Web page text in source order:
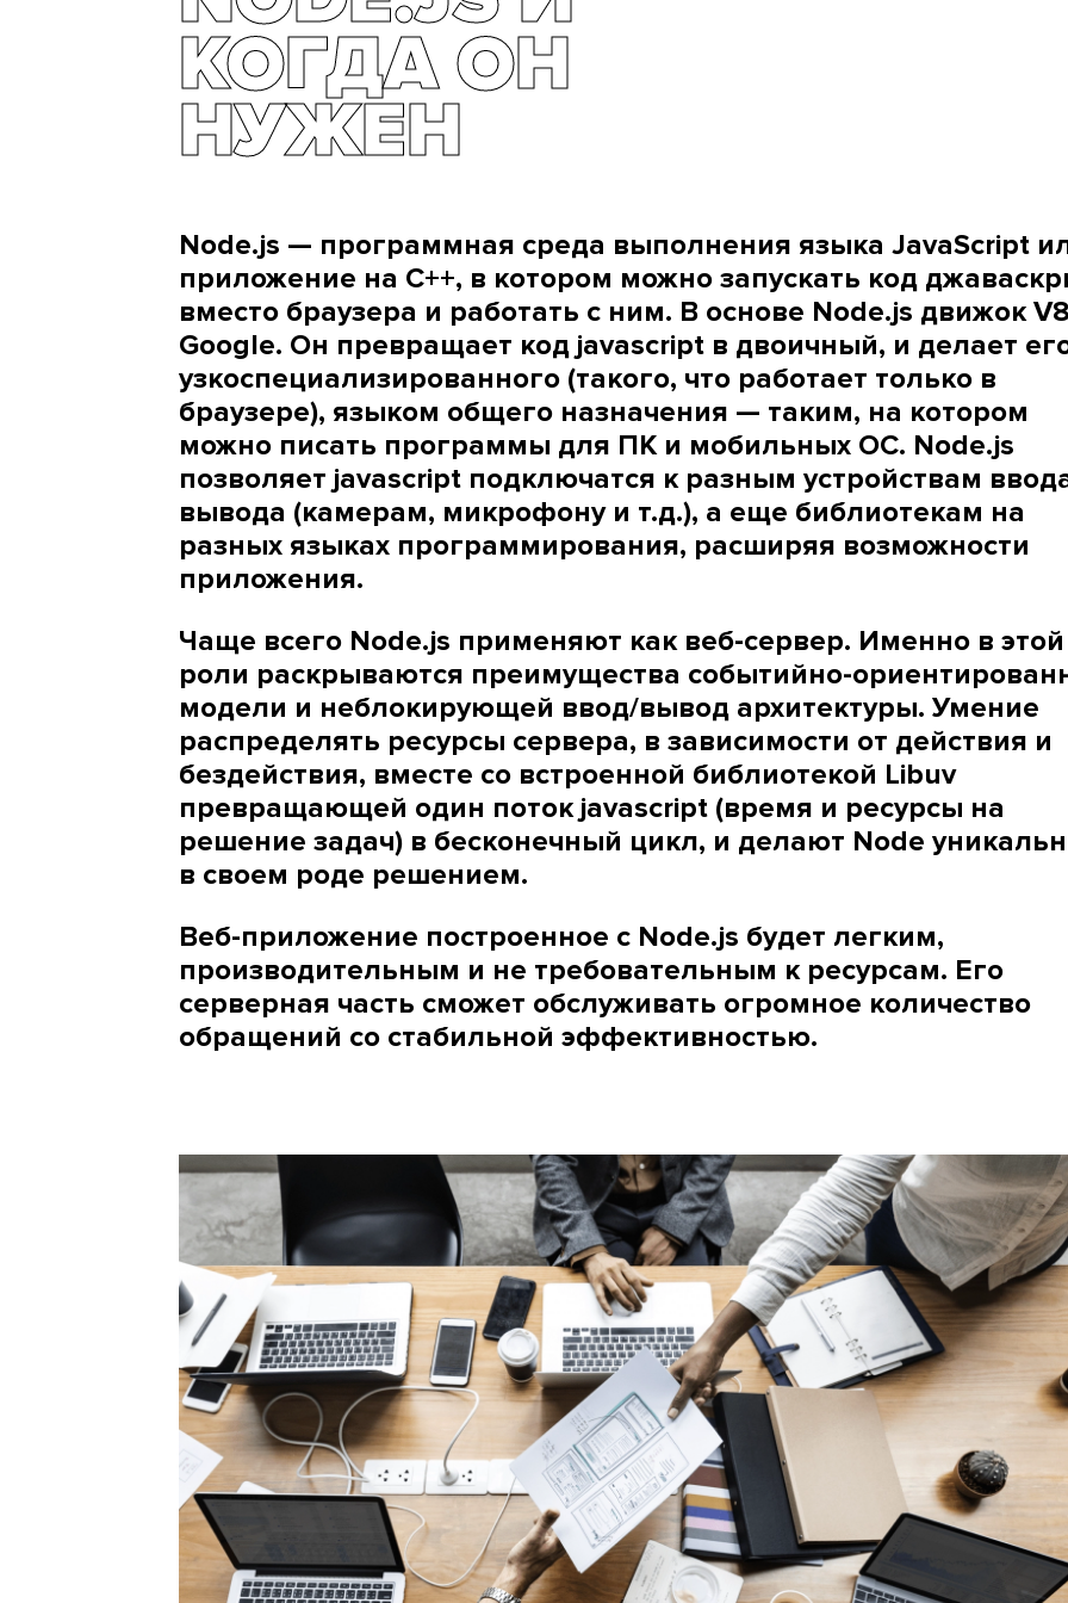
КОГДА ОН
НУЖЕН
Node.js — программная среда выполнения языка JavaScript
приложение на С++, в котором можно запускать код
вместо браузера и работать с ним. В основе Node.js движок
Google. Он превращает код javascript в двоичный, и делает
узкоспециализированного (такого, что работает только в
браузере), языком общего назначения — таким, на котором
можно писать программы для ПК и мобильных ОС. Node.js
позволяет javascript подключатся к разным устройствам
вывода (камерам, микрофону и т.д.), а еще библиотекам на
разных языках программирования, расширяя возможности
приложения.
Чаще всего Node.js применяют как веб-сервер. Именно в этой
роли раскрываются преимущества событийно-
модели и неблокирующей ввод/вывод архитектуры. Умение
распределять ресурсы сервера, в зависимости от действия и
бездействия, вместе со встроенной библиотекой Libuv
превращающей один поток javascript (время и ресурсы на
решение задач) в бесконечный цикл, и делают Node
в своем роде решением.
Веб-приложение построенное с Node.js будет легким,
производительным и не требовательным к ресурсам. Его
серверная часть сможет обслуживать огромное количество
обращений со стабильной эффективностью.